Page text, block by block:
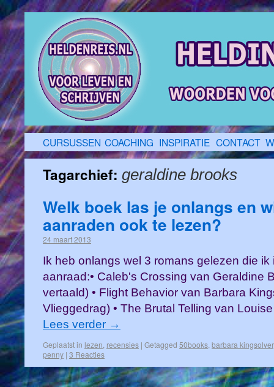
CURSUSSEN COACHING INSPIRATIE CONTACT
Tagarchief: geraldine brooks
Welk boek las je onlangs en
aanraden ook te lezen?
24 maart 2013
Ik heb onlangs wel 3 romans gelezen die
aanraad:• Caleb's Crossing van Geraldine
vertaald) • Flight Behavior van Barbara
Vlieggedrag) • The Brutal Telling van
Lees verder →
Geplaatst in lezen, recensies | Getagged 50books, barbara kingsolver
penny | 3 Reacties